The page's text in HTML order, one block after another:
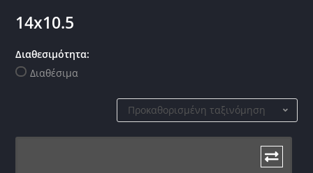
14x10.5
Διαθεσιμότητα:
Διαθέσιμα
Προκαθορισμένη ταξινόμηση